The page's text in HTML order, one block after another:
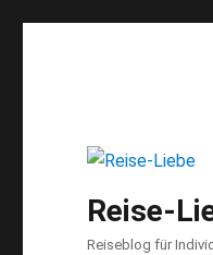
Reise-
Reiseblog für